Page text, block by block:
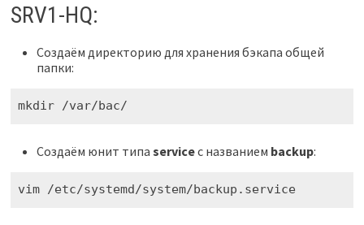
SRV1-HQ:
Создаём директорию для хранения бэкапа общей
папки:
mkdir /var/bac/
Создаём юнит типа serviceс названием backup:
vim /etc/systemd/system/backup.service